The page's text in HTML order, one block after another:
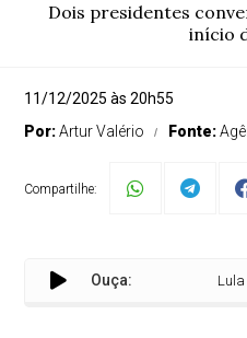
Dois presidentes
início
11/12/2025 às 20h55
Por:Artur Valério Fonte:
Compartilhe:
Ouça: Lula